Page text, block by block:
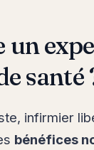
un
santé
infirmier
bénéfices